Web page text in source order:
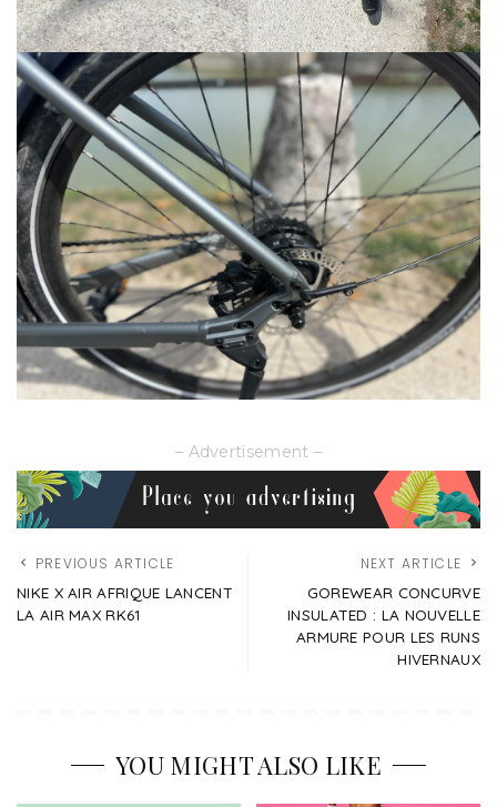
– Advertisement –
PREVIOUS ARTICLE
NIKE X AIR AFRIQUE LANCENT
LA AIR MAX RK61
NEXT ARTICLE
GOREWEAR CONCURVE
INSULATED : LA NOUVELLE
ARMURE POUR LES RUNS
HIVERNAUX
YOU MIGHT ALSO LIKE